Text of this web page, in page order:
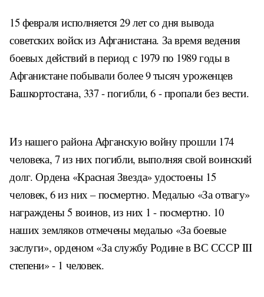
15 февраля исполняется 29 лет со дня вывода
советских войск из Афганистана. За время ведения
боевых действий в период с 1979 по 1989 годы в
Афганистане побывали более 9 тысячуроженцев
Башкортостана, 337 - погибли, 6 - пропали без вести.
Из нашего района Афганскую войну прошли 174
человека, 7 из них погибли, выполняя свой воинский
долг. Ордена «Красная Звезда» удостоены 15
человек, 6 из них – посмертно. Медалью «За отвагу»
награждены 5 воинов, из них 1 - посмертно. 10
наших земляков отмечены медалью «За боевые
заслуги», орденом «За службу Родине в ВС СССР III
степени» - 1 человек.